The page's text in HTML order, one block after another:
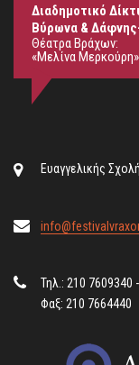
Διαδημοτικό
Βύρωνα &
Θέατρα Βράχων:
«Μελίνα
Ευαγγελικής
Τηλ.: 210 7609340
Φαξ: 210 7664440